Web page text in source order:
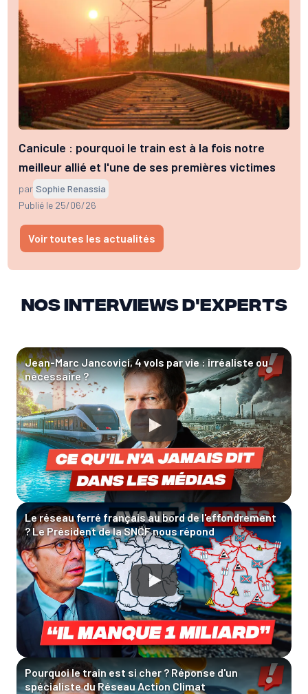
Canicule : pourquoi le train est à la fois notre
meilleur allié et l'une de ses premières victimes
par Sophie Renassia
Publié le 25/06/26
Voir toutes les actualités
Nos interviews d'experts
Jean-Marc Jancovici, 4 vols par vie : irréaliste ou
nécessaire ?
Le réseau ferré français au bord de l'effondrement
? Le Président de la SNCF nous répond
Pourquoi le train est si cher ? Réponse d'un
spécialiste du Réseau Action Climat